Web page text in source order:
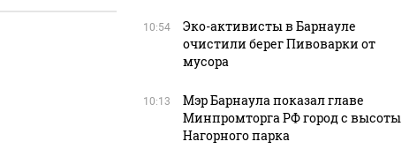
10:54
Эко-активисты в Барнауле
очистили берег Пивоварки от
мусора
10:13
Мэр Барнаула показал главе
Минпромторга РФ город с высоты
Нагорного парка